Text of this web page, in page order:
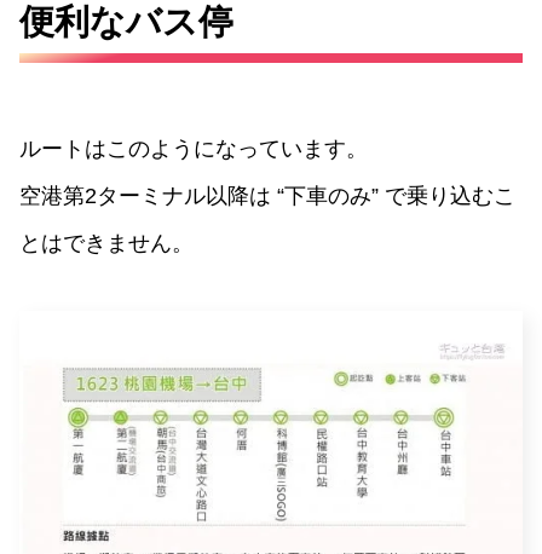
便利なバス停
ルートはこのようになっています。
空港第2ターミナル以降は “下車のみ” で乗り込むこ
とはできません。